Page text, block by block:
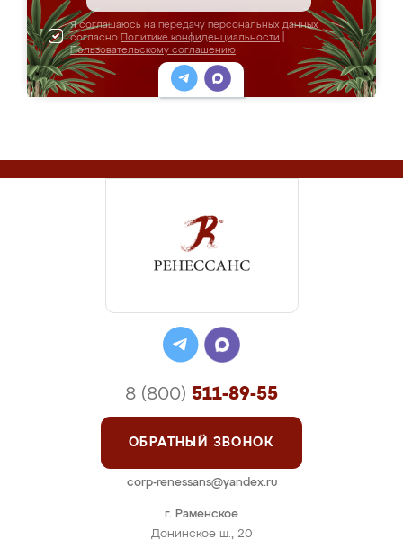
Я соглашаюсь на передачу персональных данных
согласно Политике конфиденциальности
Пользовательскому соглашению
г. Раменское
Донинское ш., 20
8 (800) 511-89-55
ОБРАТНЫЙ ЗВОНОК
corp-renessans@yandex.ru